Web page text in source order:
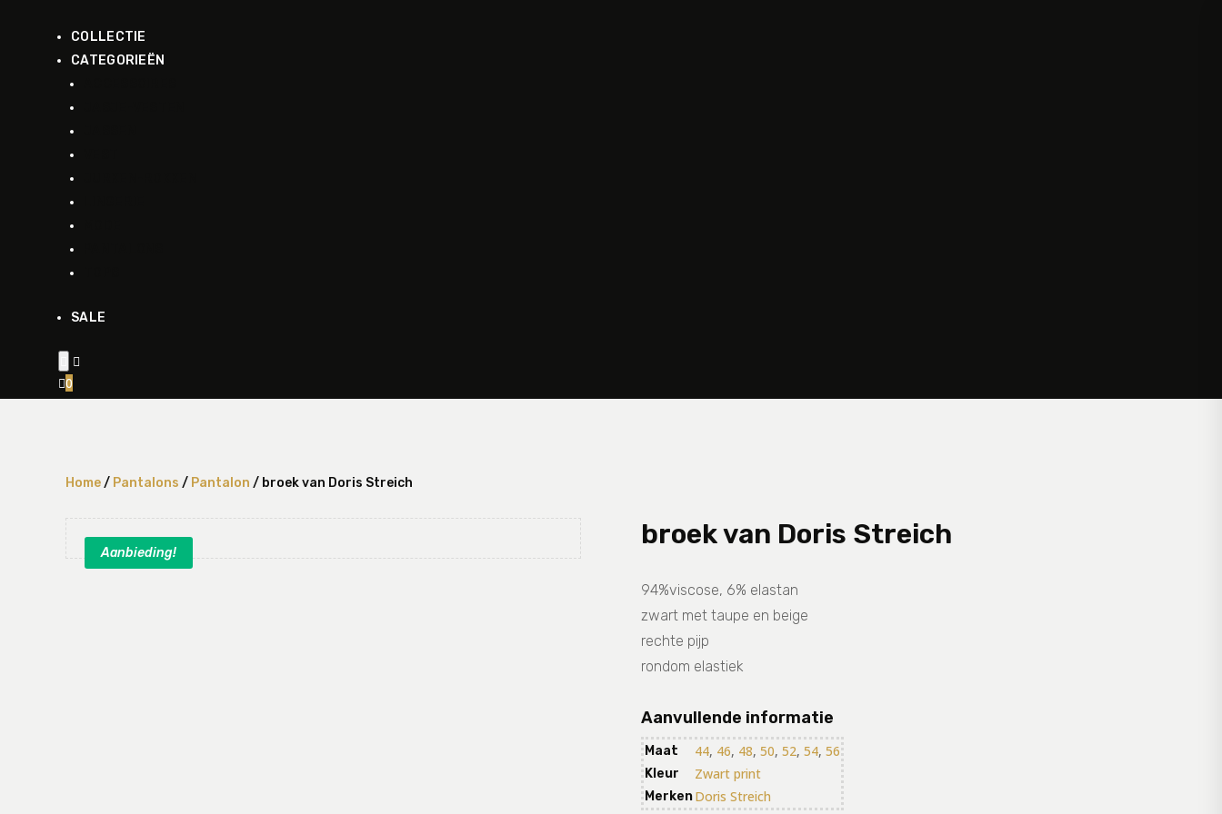
COLLECTIE
CATEGORIEËN
SALE

0
Home/ Pantalons / Pantalon / broek van Doris Streich
Aanbieding!
broek van Doris Streich
94%viscose, 6% elastan
zwart met taupe en beige
rechte pijp
rondom elastiek
Aanvullende informatie
Maat 44, 46, 48, 50, 52, 54, 56
Kleur Zwart print
MerkenDoris Streich